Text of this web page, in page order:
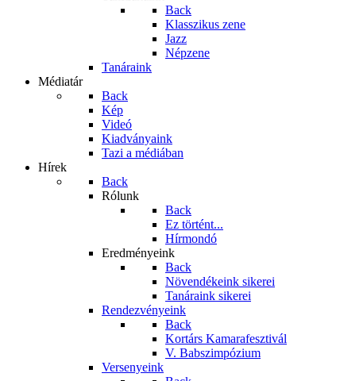
Back
Klasszikus zene
Jazz
Népzene
Tanáraink
Médiatár
Back
Kép
Videó
Kiadványaink
Tazi a médiában
Hírek
Back
Rólunk
Back
Ez történt...
Hírmondó
Eredményeink
Back
Növendékeink sikerei
Tanáraink sikerei
Rendezvényeink
Back
Kortárs Kamarafesztivál
V. Babszimpózium
Versenyeink